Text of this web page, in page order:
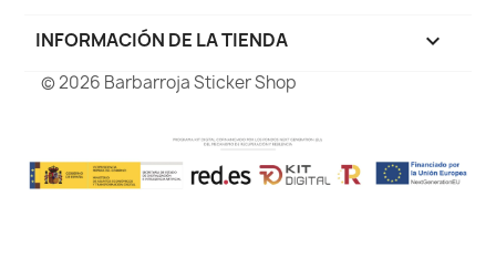
INFORMACIÓN DE LA TIENDA keyboard_arrow_down
© 2026 Barbarroja Sticker Shop